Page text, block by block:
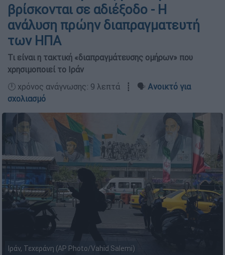
βρίσκονται σε αδιέξοδο - Η
ανάλυση πρώην διαπραγματευτή
των ΗΠΑ
Τι είναι η τακτική «διαπραγμάτευσης ομήρων» που
χρησιμοποιεί το Ιράν
🕛 χρόνος ανάγνωσης: 9 λεπτά ┋ 🗣️ Ανοικτό για
σχολιασμό
Ιράν, Τεχεράνη (AP Photo/Vahid Salemi)